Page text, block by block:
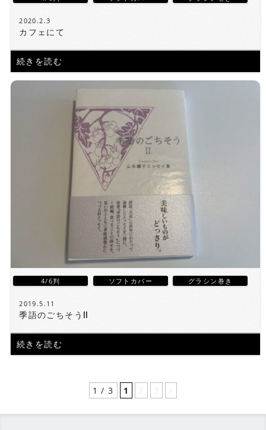
2020.2.3
カフェにて
続きを読む
4/6判 ソフトカバー グラシン巻き
2019.5.11
季語のごちそうⅡ
続きを読む
1 / 3 1